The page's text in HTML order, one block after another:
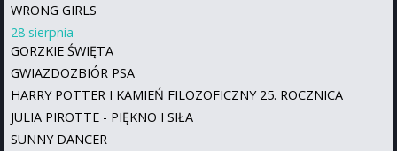
WRONG GIRLS
28 sierpnia
GORZKIE ŚWIĘTA
GWIAZDOZBIÓR PSA
HARRY POTTER I KAMIEŃ FILOZOFICZNY 25. ROCZNICA
JULIA PIROTTE - PIĘKNO I SIŁA
SUNNY DANCER